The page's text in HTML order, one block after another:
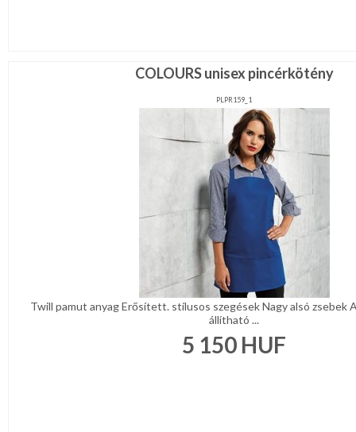
COLOURS unisex pincérkötény
PLPR159_1
Twill pamut anyag Erősített. stílusos szegések Nagy alsó zsebek
állítható ...
5 150 HUF